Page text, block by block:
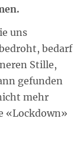
uns
bedarf
Stille,
gefunden
mehr
«Lockdown»